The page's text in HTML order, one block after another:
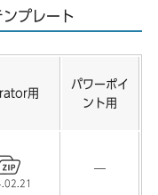
プレート
用
パワーポイ
ント用
―